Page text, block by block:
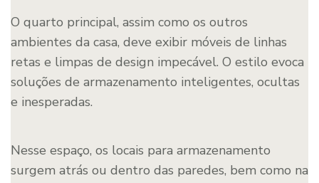
O quarto principal, assim como os outros
ambientes da casa, deve exibir móveis de linhas
retas e limpas de design impecável. O estilo evoca
soluções de armazenamento inteligentes, ocultas
e inesperadas.
Nesse espaço, os locais para armazenamento
surgem atrás ou dentro das paredes, bem como na